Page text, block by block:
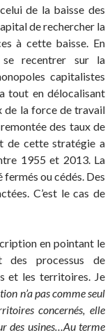
de la baisse des
de rechercher la
à cette baisse. En
recentrer sur la
capitalistes
tout en délocalisant
de la force de travail
des taux de
de cette stratégie a
1955 et 2013. La
ou cédés. Des
C’est le cas de
en pointant le
des processus de
et les territoires. Je
n’a pas comme seul
concernés, elle
des usines…Au terme